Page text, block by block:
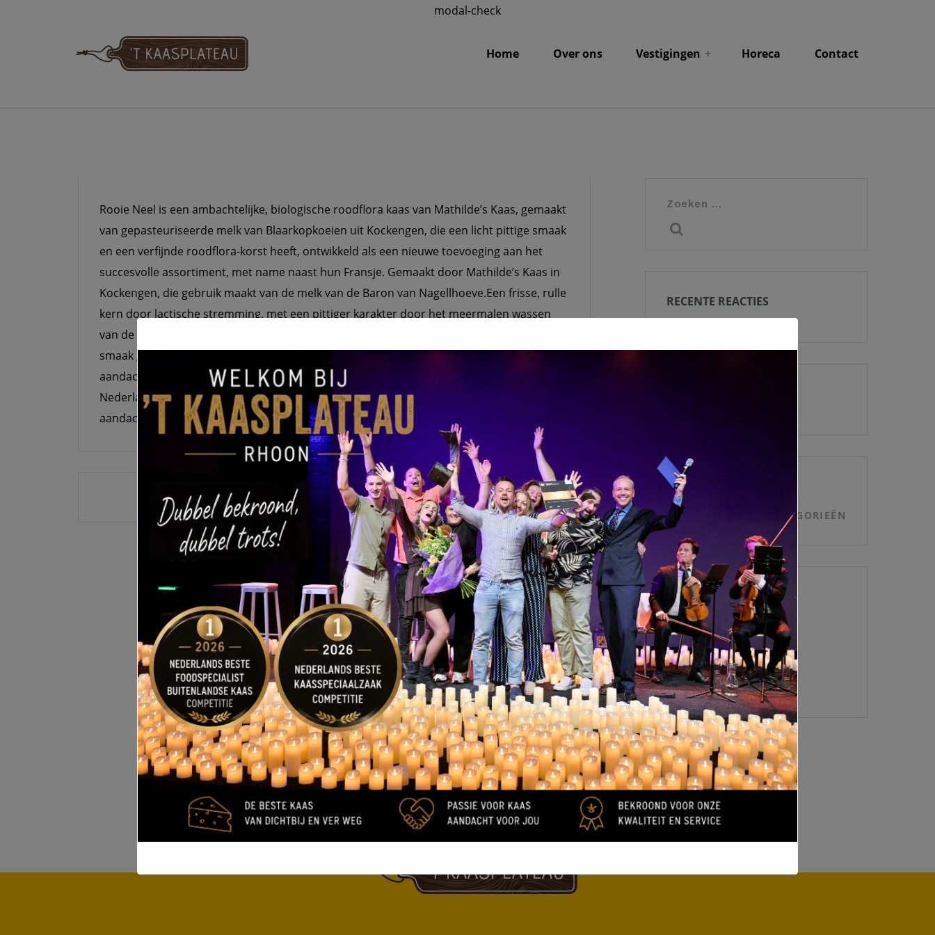
Home Over ons Vestigingen Horeca Contact
Rooie Neel is een ambachtelijke, biologische roodflora kaas van Mathilde’s Kaas, gemaakt
van gepasteuriseerde melk van Blaarkopkoeien uit Kockengen, die een licht pittige smaak
en een verfijnde roodflora-korst heeft, ontwikkeld als een nieuwe toevoeging aan het
succesvolle assortiment, met name naast hun Fransje. Gemaakt door Mathilde’s Kaas in
Kockengen, die gebruik maakt van de melk van de Baron van Nagellhoeve.Een frisse, rulle
kern door lactische stremming, met een pittiger karakter door het meermalen wassen
van de korst. Een echte karakteristieke roodflora-korst die de kaas zijn naam en unieke
smaak geeft. Mathilde gebruikt melk van koeien die grazen op kruidenrijk grasland met
aandacht voor biodiversiteit, wat bijdraagt aan de pure smaak. Kortom, Rooie Neel is een
Nederlandse, biologische roodflora kaas met een verfijnde smaak, gemaakt met zorg en
aandacht voor het product.
VORIGE BERICHT VOLGENDE BERICHT
Zoeken
naar:
RECENTE REACTIES
CATEGORIEËN
GEEN CATEGORIEËN
META
LOGIN
VERMELDINGEN FEED
REACTIES FEED
WORDPRESS.ORG
modal-check